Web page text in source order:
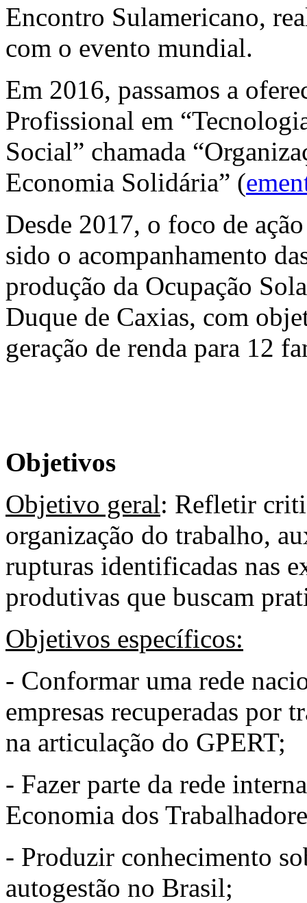
Encontro Sulamericano,
com o evento mundial.
Em 2016, passamos a
Profissional em
Social” chamada
Economia Solidária” (
Desde 2017, o foco de
sido o acompanhamento
produção da Ocupação
Duque de Caxias, com
geração de renda para 12
Objetivos
Objetivo geral: Refletir
organização do trabalho,
rupturas identificadas nas
produtivas que buscam
Objetivos específicos:
- Conformar uma rede
empresas recuperadas por
na articulação do GPERT;
- Fazer parte da rede
Economia dos
- Produzir conhecimento
autogestão no Brasil;